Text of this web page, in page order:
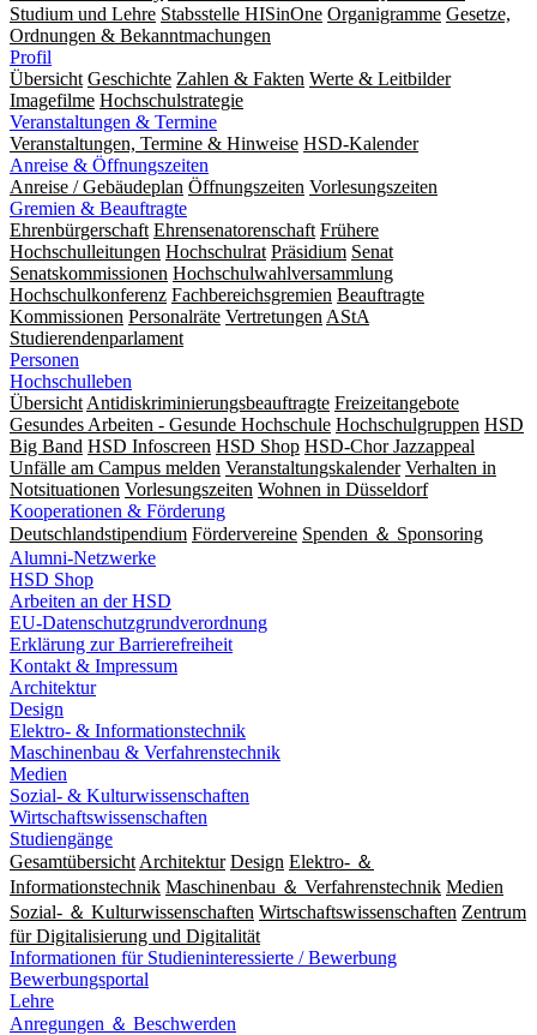
Studium und Lehre Stabsstelle HISinOne Organigramme Gesetze,
Ordnungen & Bekanntmachungen
Profil
Übersicht Geschichte Zahlen & Fakten Werte & Leitbilder
Imagefilme Hochschulstrategie
Veranstaltungen & Termine
Veranstaltungen, Termine & Hinweise HSD-Kalender
Anreise & Öffnungszeiten
Anreise / Gebäudeplan Öffnungszeiten Vorlesungszeiten
Gremien & Beauftragte
Ehrenbürgerschaft Ehrensenatorenschaft Frühere
Hochschulleitungen Hochschulrat Präsidium Senat
Senatskommissionen Hochschulwahlversammlung
Hochschulkonferenz Fachbereichsgremien Beauftragte
Kommissionen Personalräte Vertretungen AStA
Studierendenparlament
Personen
Hochschulleben
Übersicht Antidiskriminierungsbeauftragte Freizeitangebote
Gesundes Arbeiten - Gesunde Hochschule Hochschulgruppen HSD
Big Band HSD Infoscreen HSD Shop HSD-Chor Jazzappeal
Unfälle am Campus melden Veranstaltungskalender Verhalten in
Notsituationen Vorlesungszeiten Wohnen in Düsseldorf
Kooperationen & Förderung
Deutschlandstipendium Fördervereine Spenden ＆ Sponsoring
Alumni-Netzwerke
HSD Shop
Arbeiten an der HSD
EU-Datenschutzgrundverordnung
Erklärung zur Barrierefreiheit
Kontakt & Impressum
Architektur
Design
Elektro- & Informationstechnik
Maschinenbau & Verfahrenstechnik
Medien
Sozial- & Kulturwissenschaften
Wirtschaftswissenschaften
Studiengänge
Gesamtübersicht Architektur Design Elektro- ＆
Informationstechnik Maschinenbau ＆ Verfahrenstechnik Medien
Sozial- ＆ Kulturwissenschaften Wirtschaftswissenschaften Zentrum
für Digitalisierung und Digitalität
Informationen für Studieninteressierte / Bewerbung
Bewerbungsportal
Lehre
Anregungen ＆ Beschwerden